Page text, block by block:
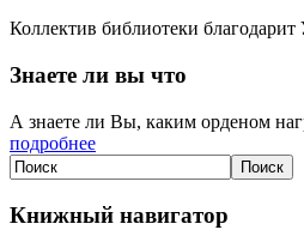
Коллектив библиотеки благодарит
Знаете ли вы что
А знаете ли Вы, каким орденом
подробнее
Книжный навигатор